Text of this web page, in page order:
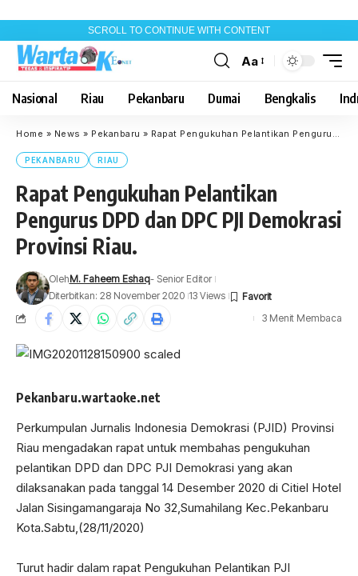
SCROLL TO CONTINUE WITH CONTENT
Font
Aa
Nasional Riau Pekanbaru Dumai Bengkalis
Home » News » Pekanbaru » Rapat Pengukuhan Pelantikan Pengurus DPD dan DPC PJI Demokrasi Provinsi Riau.
PEKANBARU RIAU
Rapat Pengukuhan Pelantikan
Pengurus DPD dan DPC PJI Demokrasi
Provinsi Riau.
OlehM. Faheem Eshaq- Senior Editor
Diterbitkan: 28 November 2020 13 Views
3 Menit Membaca
Pekanbaru.wartaoke.net
Perkumpulan Jurnalis Indonesia Demokrasi (PJID) Provinsi
Riau mengadakan rapat untuk membahas pengukuhan
pelantikan DPD dan DPC PJI Demokrasi yang akan
dilaksanakan pada tanggal 14 Desember 2020 di Citiel Hotel
Jalan Sisingamangaraja No 32,Sumahilang Kec.Pekanbaru
Kota.Sabtu,(28/11/2020)
Turut hadir dalam rapat Pengukuhan Pelantikan PJI